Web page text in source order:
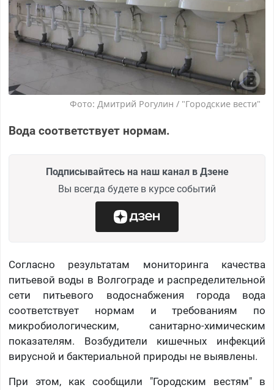
Фото: Дмитрий Рогулин / "Городские вести"
Вода соответствует нормам.
Подписывайтесь на наш канал в Дзене
Вы всегда будете в курсе событий
Согласно результатам мониторинга качества
питьевой воды в Волгограде и распределительной
сети питьевого водоснабжения города вода
соответствует нормам и требованиям по
микробиологическим, санитарно-химическим
показателям. Возбудители кишечных инфекций
вирусной и бактериальной природы не выявлены.
При этом, как сообщили "Городским вестям" в